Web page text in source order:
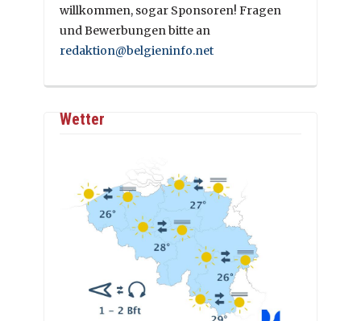
willkommen, sogar Sponsoren! Fragen
und Bewerbungen bitte an
redaktion@belgieninfo.net
Wetter